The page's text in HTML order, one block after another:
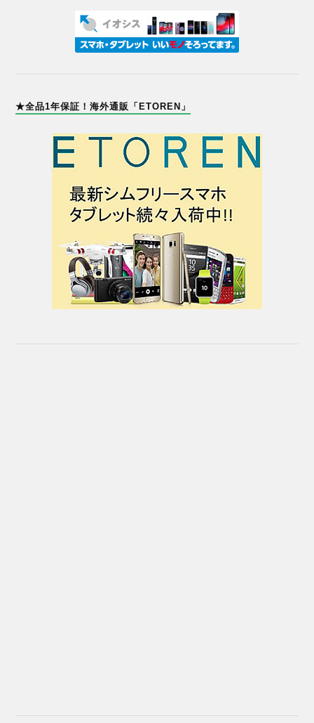
★全品1年保証！海外通販「ETOREN」